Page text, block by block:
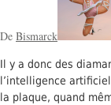
De Bismarck
Il y a donc des
l’intelligence
la plaque, quand